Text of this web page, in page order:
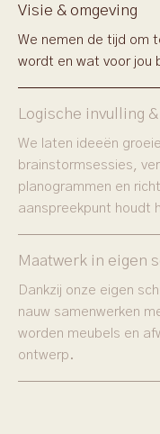
Visie & omgeving
We nemen de tijd om
wordt en wat voor jou
Logische invulling
We laten ideeën
brainstormsessies,
planogrammen en
aanspreekpunt houdt
Maatwerk in eigen
Dankzij onze eigen
nauw samenwerken
worden meubels en
ontwerp.